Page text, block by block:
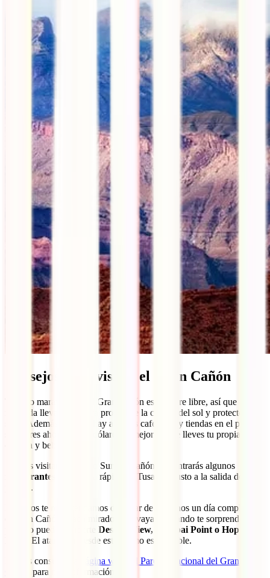
Consejos para visitar el Gran Cañón
Todo lo maravilloso del Gran Cañón está al aire libre, así que
recuerda llevar algo para protegerte la cabeza del sol y protector
solar. Además, aunque hay algunas cafeterías y tiendas en el parque,
si quieres ahorrar unos dólares lo mejor es que lleves tu propia
comida y bebida.
Si estás visitando el lado Sur del Cañón, encontrarás algunos
restaurantes
de comida rápida en Tusayan, justo a la salida del
parque.
Nosotros te recomendamos disfrutar de al menos un día completo en
el Gran Cañón. Cada mirador que vayas visitando te sorprenderá,
pero no puedes perderte Dessert View, Yavapai Point o Hopi
. El atardecer desde este último es increíble.
Puedes consultar
la página web del Parque Nacional del Gran
para más información.